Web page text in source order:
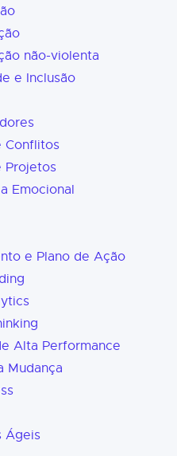
não-violenta
e Inclusão
Conflitos
Projetos
Emocional
e Plano de Ação
Alta Performance
Mudança
Ágeis